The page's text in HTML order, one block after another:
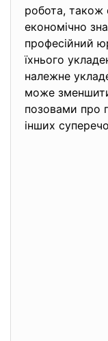
робота, також
економічно
професійний
їхнього
належне
може зменшити
позовами про
інших